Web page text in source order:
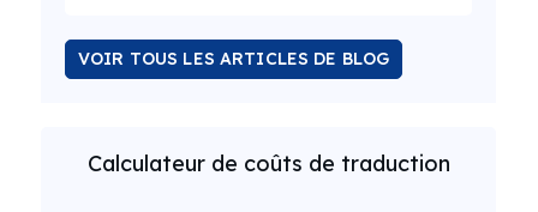
VOIR TOUS LES ARTICLES DE BLOG
Calculateur de coûts de traduction